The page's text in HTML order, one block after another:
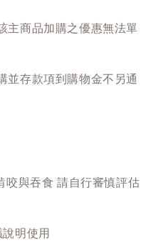
主商品加購之優惠無法單
並存款項到購物金不另通
咬與吞食 請自行審慎評估
明使用